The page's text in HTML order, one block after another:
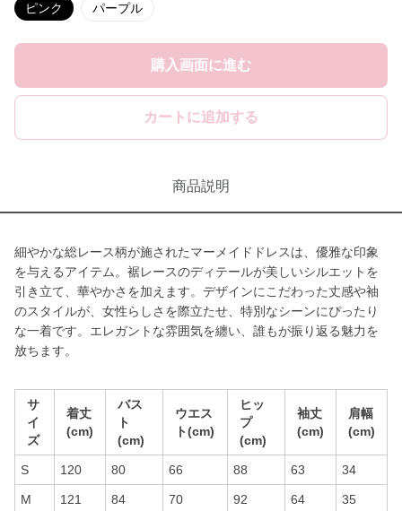
ピンク パープル
購入画面に進む
カートに追加する
商品説明
細やかな総レース柄が施されたマーメイドドレスは、優雅な印象
を与えるアイテム。裾レースのディテールが美しいシルエットを
引き立て、華やかさを加えます。デザインにこだわった丈感や袖
のスタイルが、女性らしさを際立たせ、特別なシーンにぴったり
な一着です。エレガントな雰囲気を纏い、誰もが振り返る魅力を
放ちます。
サ
イ
ズ
着丈
(cm)
バス
ト
(cm)
ウエス
ト(cm)
ヒッ
プ
(cm)
袖丈
(cm)
肩幅
(cm)
S 120 80 66 88 63 34
M 121 84 70 92 64 35